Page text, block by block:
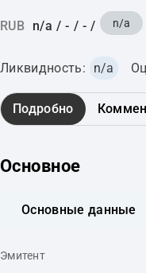
RUB n/a / - / - / n/a
Ликвидность: n/a
Подробно
Основное
Основные данные
Эмитент